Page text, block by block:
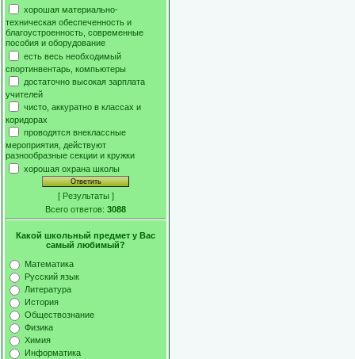
хорошая материально-
техническая обеспеченность и
благоустроенность, современные
пособия и оборудование
есть весь необходимый
спортинвентарь, компьютеры
достаточно высокая зарплата
учителей
чисто, аккуратно в классах и
коридорах
проводятся внеклассные
мероприятия, действуют
разнообразные секции и кружки
хорошая охрана школы
[ Результаты ]
Всего ответов: 3088
Какой школьный предмет у Вас
самый любимый?
Математика
Русский язык
Литература
История
Обществознание
Физика
Химия
Информатика